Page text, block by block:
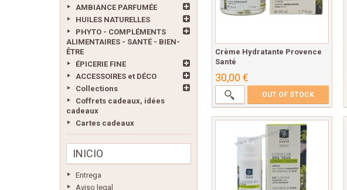
AMBIANCE PARFUMÉE
HUILES NATURELLES
PHYTO - COMPLÉMENTS
ALIMENTAIRES - SANTÉ - BIEN-
ÊTRE
ÉPICERIE FINE
ACCESSOIRES et DÉCO
Collections
Coffrets cadeaux, idées
cadeaux
Cartes cadeaux
INICIO
Entrega
Aviso legal
Crème Hydratante Provence
Santé
30,00 €
OUT OF STOCK